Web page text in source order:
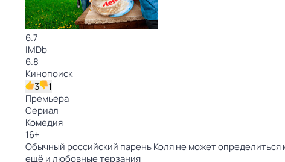
6.7
IMDb
6.8
Кинопоиск
3
1
Премьера
Сериал
Комедия
16+
Обычный российский парень Коля не может
ещё и любовные терзания